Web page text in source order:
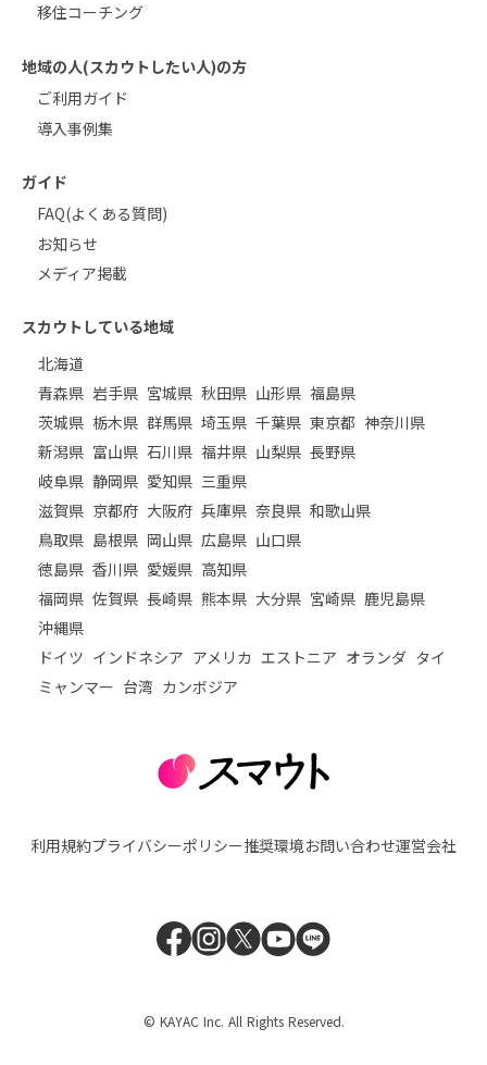
移住コーチング
地域の人(スカウトしたい人)の方
ご利用ガイド
導入事例集
ガイド
FAQ(よくある質問)
お知らせ
メディア掲載
スカウトしている地域
北海道
青森県 岩手県 宮城県 秋田県 山形県 福島県
茨城県 栃木県 群馬県 埼玉県 千葉県 東京都 神奈川県
新潟県 富山県 石川県 福井県 山梨県 長野県
岐阜県 静岡県 愛知県 三重県
滋賀県 京都府 大阪府 兵庫県 奈良県 和歌山県
鳥取県 島根県 岡山県 広島県 山口県
徳島県 香川県 愛媛県 高知県
福岡県 佐賀県 長崎県 熊本県 大分県 宮崎県 鹿児島県
沖縄県
ドイツ インドネシア アメリカ エストニア オランダ タイ
ミャンマー 台湾 カンボジア
利用規約プライバシーポリシー推奨環境お問い合わせ運営会社
© KAYAC Inc. All Rights Reserved.